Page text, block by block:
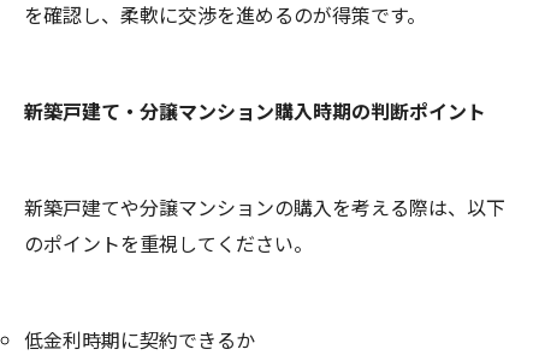
を確認し、柔軟に交渉を進めるのが得策です。
新築戸建て・分譲マンション購入時期の判断ポイント
新築戸建てや分譲マンションの購入を考える際は、以下
のポイントを重視してください。
低金利時期に契約できるか